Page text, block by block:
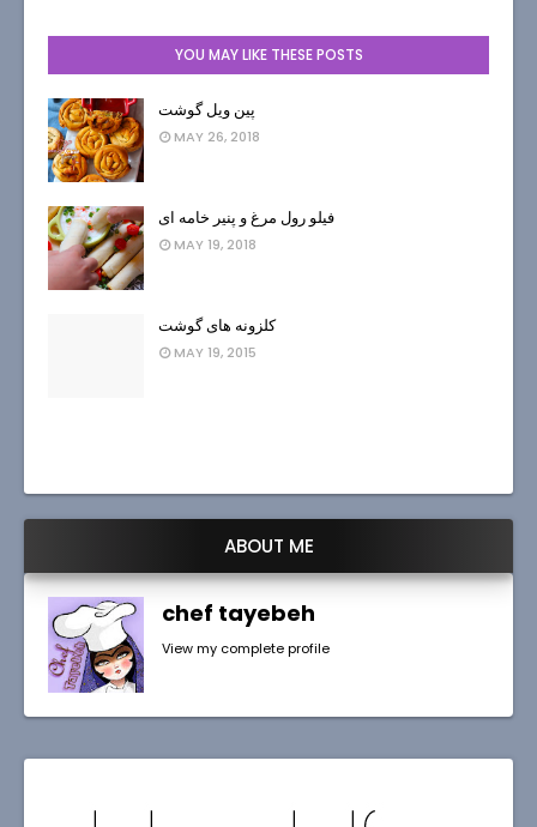
YOU MAY LIKE THESE POSTS
پین ویل گوشت
MAY 26, 2018
فیلو رول مرغ و پنیر خامه ای
MAY 19, 2018
کلزونه های گوشت
MAY 19, 2015
ABOUT ME
chef tayebeh
View my complete profile